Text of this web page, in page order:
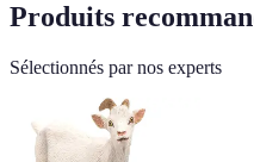
Produits
Sélectionnés par nos experts